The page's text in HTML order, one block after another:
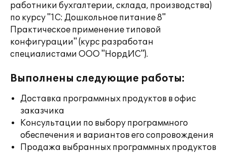
работники бухгалтерии, склада, производства)
по курсу "1С: Дошкольное питание 8"
Практическое применение типовой
конфигурации" (курс разработан
специалистами ООО "НордИС").
Выполнены следующие работы:
Доставка программных продуктов в офис
заказчика
Консультации по выбору программного
обеспечения и вариантов его сопровождения
Продажа выбранных программных продуктов